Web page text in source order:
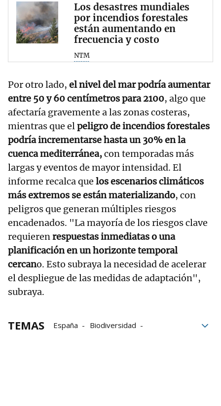
Los desastres mundiales
por incendios forestales
están aumentando en
frecuencia y costo
NTM
Por otro lado, el nivel del mar podría aumentar
entre 50 y 60 centímetros para 2100, algo que
afectaría gravemente a las zonas costeras,
mientras que elpeligro de incendios forestales
podría incrementarse hasta un 30% en la
cuenca mediterránea,con temporadas más
largas y eventos de mayor intensidad. El
informe recalca que los escenarios climáticos
más extremos se están materializando, con
peligros que generan múltiples riesgos
encadenados. "La mayoría de los riesgos clave
requierenrespuestas inmediatas o una
planificación en un horizonte temporal
cercano. Esto subraya la necesidad de acelerar
el despliegue de las medidas de adaptación",
subraya.
TEMAS España
Biodiversidad